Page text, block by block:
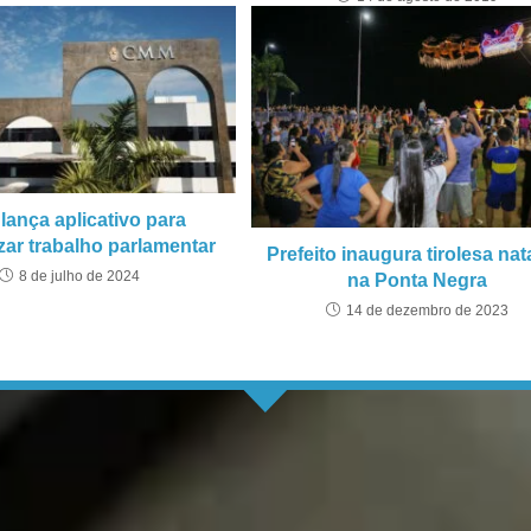
lança aplicativo para
trabalho parlamentar
8 de julho de 2024
Prefeito inaugura tirolesa
na Ponta Negra
14 de dezembro de 2023